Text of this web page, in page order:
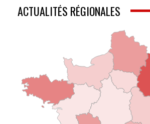
ACTUALITÉS RÉGIONALES